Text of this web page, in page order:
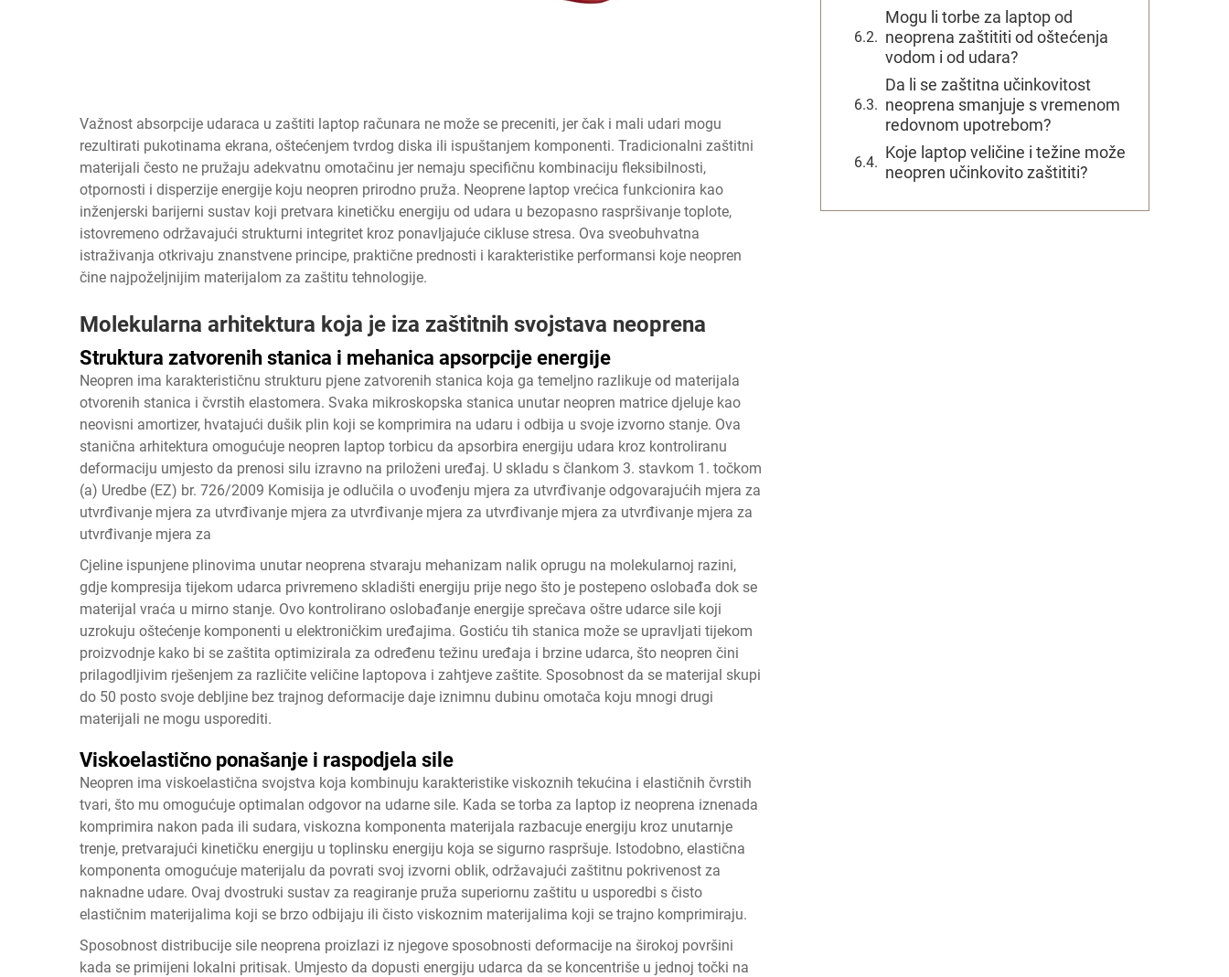
Važnost absorpcije udaraca u zaštiti laptop računara ne može se preceniti, jer čak i mali udari mogu
rezultirati pukotinama ekrana, oštećenjem tvrdog diska ili ispuštanjem komponenti. Tradicionalni zaštitni
materijali često ne pružaju adekvatnu omotačinu jer nemaju specifičnu kombinaciju fleksibilnosti,
otpornosti i disperzije energije koju neopren prirodno pruža. Neoprene laptop vrećica funkcionira kao
inženjerski barijerni sustav koji pretvara kinetičku energiju od udara u bezopasno raspršivanje toplote,
istovremeno održavajući strukturni integritet kroz ponavljajuće cikluse stresa. Ova sveobuhvatna
istraživanja otkrivaju znanstvene principe, praktične prednosti i karakteristike performansi koje neopren
čine najpoželjnijim materijalom za zaštitu tehnologije.
Molekularna arhitektura koja je iza zaštitnih svojstava neoprena
Struktura zatvorenih stanica i mehanica apsorpcije energije
Neopren ima karakterističnu strukturu pjene zatvorenih stanica koja ga temeljno razlikuje od materijala
otvorenih stanica i čvrstih elastomera. Svaka mikroskopska stanica unutar neopren matrice djeluje kao
neovisni amortizer, hvatajući dušik plin koji se komprimira na udaru i odbija u svoje izvorno stanje. Ova
stanična arhitektura omogućuje neopren laptop torbicu da apsorbira energiju udara kroz kontroliranu
deformaciju umjesto da prenosi silu izravno na priloženi uređaj. U skladu s člankom 3. stavkom 1. točkom
(a) Uredbe (EZ) br. 726/2009 Komisija je odlučila o uvođenju mjera za utvrđivanje odgovarajućih mjera za
utvrđivanje mjera za utvrđivanje mjera za utvrđivanje mjera za utvrđivanje mjera za utvrđivanje mjera za
utvrđivanje mjera za
Cjeline ispunjene plinovima unutar neoprena stvaraju mehanizam nalik oprugu na molekularnoj razini,
gdje kompresija tijekom udarca privremeno skladišti energiju prije nego što je postepeno oslobađa dok se
materijal vraća u mirno stanje. Ovo kontrolirano oslobađanje energije sprečava oštre udarce sile koji
uzrokuju oštećenje komponenti u elektroničkim uređajima. Gostiću tih stanica može se upravljati tijekom
proizvodnje kako bi se zaštita optimizirala za određenu težinu uređaja i brzine udarca, što neopren čini
prilagodljivim rješenjem za različite veličine laptopova i zahtjeve zaštite. Sposobnost da se materijal skupi
do 50 posto svoje debljine bez trajnog deformacije daje iznimnu dubinu omotača koju mnogi drugi
materijali ne mogu usporediti.
Viskoelastično ponašanje i raspodjela sile
Neopren ima viskoelastična svojstva koja kombinuju karakteristike viskoznih tekućina i elastičnih čvrstih
tvari, što mu omogućuje optimalan odgovor na udarne sile. Kada se torba za laptop iz neoprena iznenada
komprimira nakon pada ili sudara, viskozna komponenta materijala razbacuje energiju kroz unutarnje
trenje, pretvarajući kinetičku energiju u toplinsku energiju koja se sigurno raspršuje. Istodobno, elastična
komponenta omogućuje materijalu da povrati svoj izvorni oblik, održavajući zaštitnu pokrivenost za
naknadne udare. Ovaj dvostruki sustav za reagiranje pruža superiornu zaštitu u usporedbi s čisto
elastičnim materijalima koji se brzo odbijaju ili čisto viskoznim materijalima koji se trajno komprimiraju.
Sposobnost distribucije sile neoprena proizlazi iz njegove sposobnosti deformacije na širokoj površini
kada se primijeni lokalni pritisak. Umjesto da dopusti energiju udarca da se koncentriše u jednoj točki na
Mogu li torbe za laptop od
neoprena zaštititi od oštećenja
vodom i od udara?
Da li se zaštitna učinkovitost
neoprena smanjuje s vremenom
redovnom upotrebom?
Koje laptop veličine i težine može
neopren učinkovito zaštititi?